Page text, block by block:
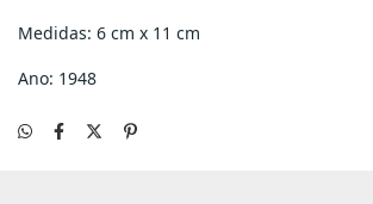
Medidas: 6 cm x 11 cm
Ano: 1948